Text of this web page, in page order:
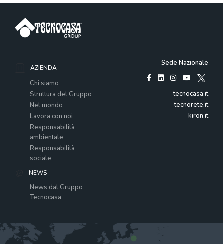
AZIENDA
Chi siamo
Struttura del Gruppo
Nel mondo
Lavora con noi
Responsabilità
ambientale
Responsabilità
sociale
NEWS
News dal Gruppo
Tecnocasa
Sede Nazionale
tecnocasa.it
tecnorete.it
kiron.it